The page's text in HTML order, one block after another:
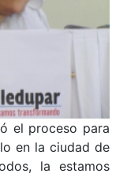
el proceso para
en la ciudad de
la estamos